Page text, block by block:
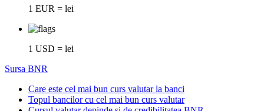
1 EUR = lei
1 USD = lei
Sursa BNR
Care este cel mai bun curs valutar la banci
Topul bancilor cu cel mai bun curs valutar